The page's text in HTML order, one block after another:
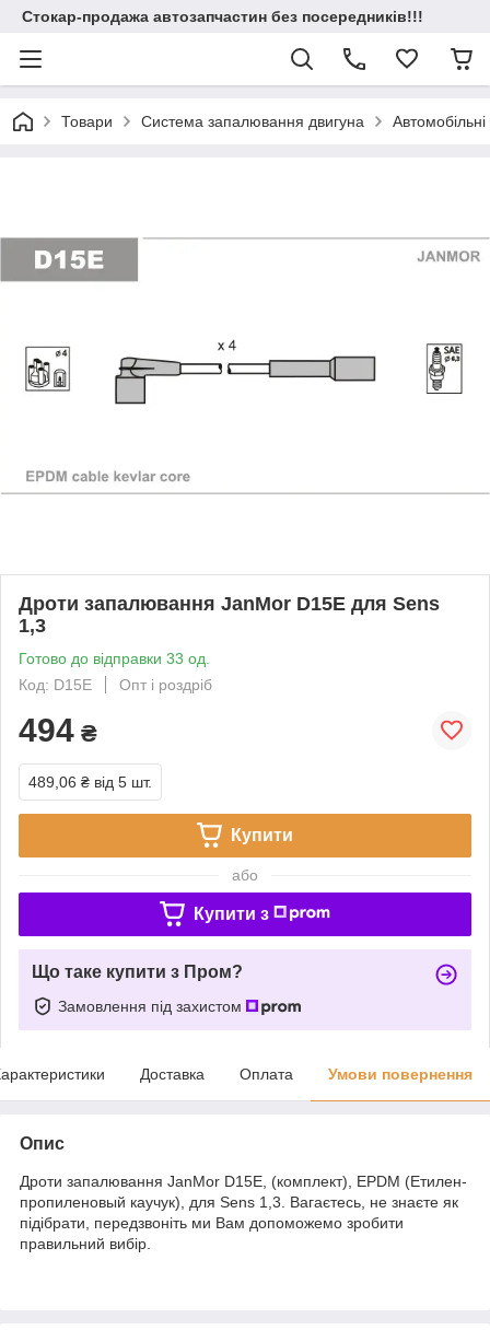
Стокар-продажа автозапчастин без посередників!!!
Товари Система запалювання двигуна
Дроти запалювання JanMor D15E для Sens
1,3
Готово до відправки 33 од.
Код: D15E
Опт і роздріб
494 ₴
489,06 ₴ від 5 шт.
Купити
або
Купити з
Що таке купити з Пром?
Замовлення під захистом
Доставка Оплата Умови повернення
Опис
Дроти запалювання JanMor D15E, (комплект), EPDM (Етилен-
пропиленовый каучук), для Sens 1,3. Вагаєтесь, не знаєте як
підібрати, передзвоніть ми Вам допоможемо зробити
правильний вибір.